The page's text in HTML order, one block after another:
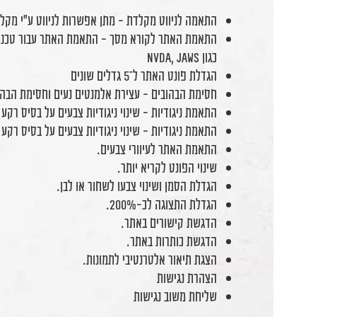
התאמה לניווט מקלדת - מתן אפשרות לניווט ע״י
התאמת האתר לקורא מסך - התאמת האתר עבור
כגון NVDA, JAWS
הגדלת פונט האתר ל־5 גדלים שונים
חסימת הבהובים - עצירת אלמנטים נעים וחסימת
התאמת ניגודיות - שינוי ניגודיות צבעים על בסיס
התאמת ניגודיות - שינוי ניגודיות צבעים על בסיס
התאמת האתר לעיוורי צבעים.
שינוי הפונט לקריא יותר.
הגדלת הסמן ושינוי צבעו לשחור או לבן.
הגדלת התצוגה לכ-200%.
הדגשת קישורים באתר.
הדגשת כותרות באתר.
הצגת תיאור אלטרנטיבי לתמונות.
הצהרת נגישות
שליחת משוב נגישות